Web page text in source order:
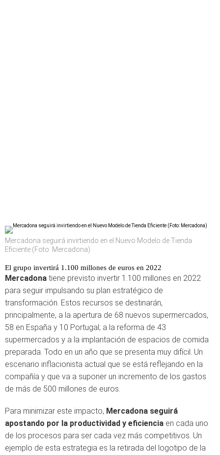
Mercadona seguirá invirtiendo en el Nuevo Modelo de Tienda
Eficiente (Foto: Mercadona)
El grupo invertirá 1.100 millones de euros en 2022
Mercadona tiene previsto invertir 1.100 millones en 2022
para seguir impulsando su plan estratégico de
transformación. Estos recursos se destinarán,
principalmente, a la apertura de 68 nuevos supermercados,
58 en España y 10 Portugal; a la reforma de 43
supermercados y a la implantación de espacios de comida
preparada. Todo en un año que se presenta muy difícil. Un
escenario inflacionista actual que se está reflejando en la
compañía y que va a suponer un incremento de los gastos
de más de 500 millones de euros.
Para minimizar este impacto, Mercadona seguirá
apostando por la productividad y eficiencia en cada uno
de los procesos para ser cada vez más competitivos. Un
ejemplo de esta estrategia es la retirada del logotipo de la